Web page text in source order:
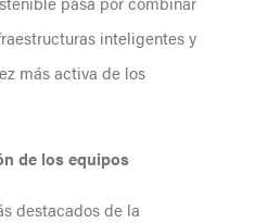
inteligentes y
más activa de los
de los equipos
destacados de la